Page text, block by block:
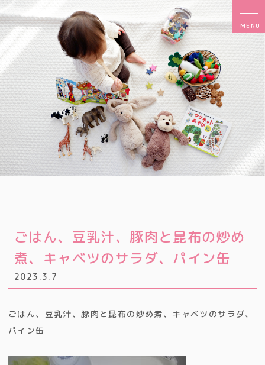
MENU
ごはん、豆乳汁、豚肉と昆布の炒め
煮、キャベツのサラダ、パイン缶
2023.3.7
ごはん、豆乳汁、豚肉と昆布の炒め煮、キャベツのサラダ、
パイン缶